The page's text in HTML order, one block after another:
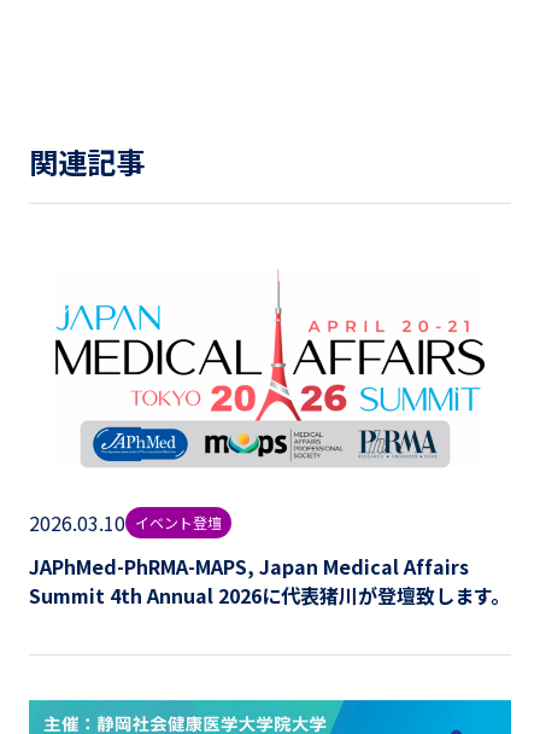
関連記事
2026.03.10 イベント登壇
JAPhMed-PhRMA-MAPS, Japan Medical Affairs
Summit 4th Annual 2026に代表猪川が登壇致します。